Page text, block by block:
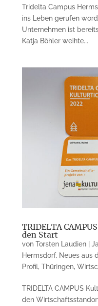
Tridelta Campus
ins Leben gerufen
Unternehmen ist
Katja Böhler weihte...
TRIDELTA
den Start
von Torsten Laudien|
Hermsdorf, Neues aus
Profil, Thüringen,
TRIDELTA CAMPUS
den